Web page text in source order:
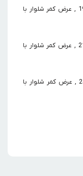
سایز 40 : عرض کمر شلوار بدون کشسانی : 19 , عرض کمر شلوار با
سایز 45 : عرض کمر شلوار بدون کشسانی : 21 , عرض کمر شلوار با
سایز 50 : عرض کمر شلوار بدون کشسانی :24 , عرض کمر شلوار با